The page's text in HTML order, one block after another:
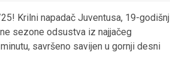
Krilni napadač Juventusa, 19-
sezone odsustva iz najjačeg
savršeno savijen u gornji desni